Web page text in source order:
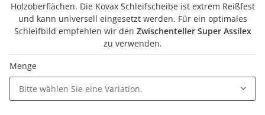
Holzoberflächen. Die Kovax Schleifscheibe ist extrem Reißfest
und kann universell eingesetzt werden. Für ein optimales
Schleifbild empfehlen wir den Zwischenteller Super Assilex
zu verwenden.
Menge
Bitte wählen Sie eine Variation.